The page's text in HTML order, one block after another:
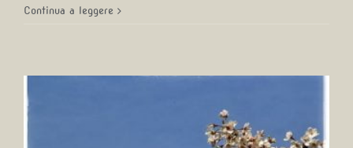
Continua a leggere